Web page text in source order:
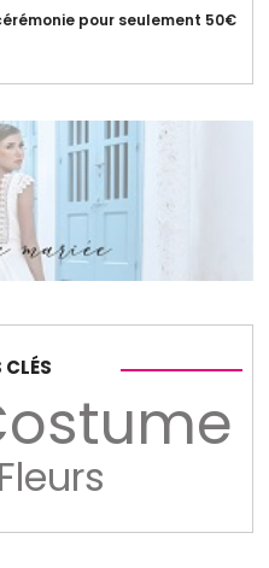
pour seulement 50€
Fleurs